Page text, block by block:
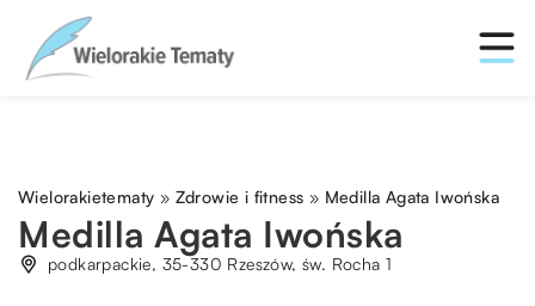
Wielorakietematy » Zdrowie i fitness » Medilla Agata Iwońska
Medilla Agata Iwońska
podkarpackie, 35-330 Rzeszów, św. Rocha 1